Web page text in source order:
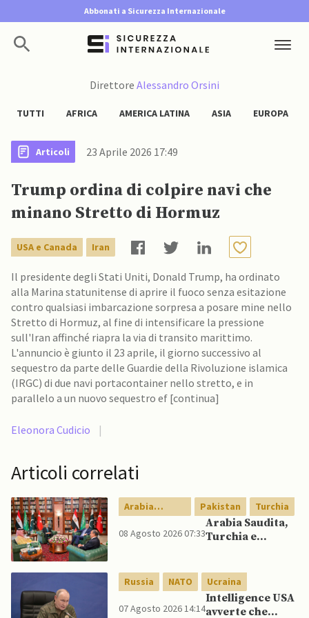
Abbonati a Sicurezza Internazionale
Direttore Alessandro Orsini
TUTTI AFRICA AMERICA LATINA ASIA EUROPA
Articoli 23 Aprile 2026 17:49
Trump ordina di colpire navi che
minano Stretto di Hormuz
USA e Canada Iran
Il presidente degli Stati Uniti, Donald Trump, ha ordinato
alla Marina statunitense di aprire il fuoco senza esitazione
contro qualsiasi imbarcazione sorpresa a posare mine nello
Stretto di Hormuz, al fine di intensificare la pressione
sull'Iran affinché riapra la via di transito marittimo.
L'annuncio è giunto il 23 aprile, il giorno successivo al
sequestro da parte delle Guardie della Rivoluzione islamica
(IRGC) di due navi portacontainer nello stretto, e in
parallelo a un nuovo sequestro ef [continua]
Eleonora Cudicio |
Articoli correlati
Arabia
Saudita
Pakistan Turchia
08 Agosto 2026 07:33
Arabia Saudita,
Turchia e
reciproca
Russia NATO Ucraina
07 Agosto 2026 14:14
Intelligence USA
avverte che